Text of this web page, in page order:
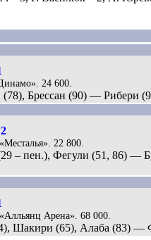
24 600.
Брессан (90) — Рибери
22 800.
– пен.), Фегули (51, 86) —
Арена». 68 000.
Шакири (65), Алаба (83) —